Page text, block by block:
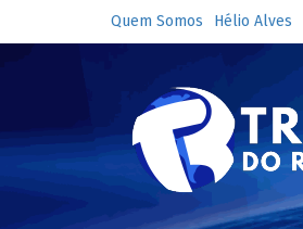
Quem Somos Hélio Alves